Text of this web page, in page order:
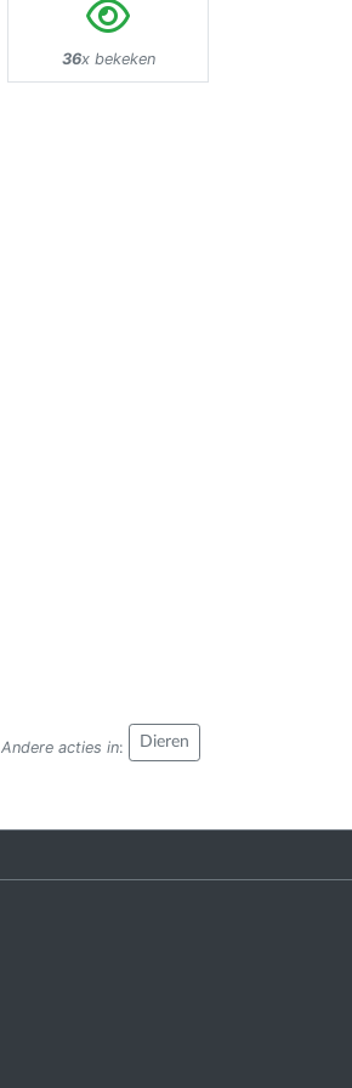
36x bekeken
Andere acties in: Dieren